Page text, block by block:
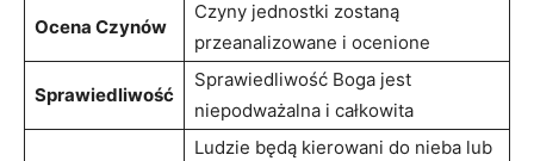
Ocena Czynów
Czyny jednostki zostaną
przeanalizowane i ocenione
Sprawiedliwość
Sprawiedliwość Boga jest
niepodważalna i całkowita
Ludzie będą kierowani do nieba lub